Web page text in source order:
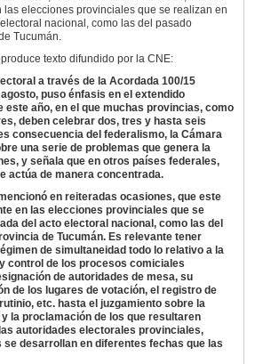
las elecciones provinciales que se realizan en
nacional, como las del pasado
Tucumán.
texto difundido por la CNE:
a través de la Acordada 100/15
puso énfasis en el extendido
este año, en el que muchas provincias, como
deben celebrar dos, tres y hasta seis
consecuencia del federalismo, la Cámara
una serie de problemas que genera la
y señala que en otros países federales,
actúa de manera concentrada.
en reiteradas ocasiones, que este
en las elecciones provinciales que se
del acto electoral nacional, como las del
de Tucumán. Es relevante tener
de simultaneidad todo lo relativo a la
control de los procesos comiciales
de autoridades de mesa, su
de los lugares de votación, el registro de
etc. hasta el juzgamiento sobre la
la proclamación de los que resultaren
autoridades electorales provinciales,
desarrollan en diferentes fechas que las